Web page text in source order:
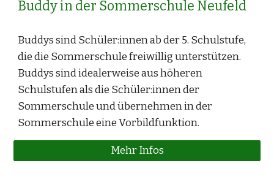
Buddy in der Sommerschule Neufeld
Buddys sind Schüler:innen ab der 5. Schulstufe,
die die Sommerschule freiwillig unterstützen.
Buddys sind idealerweise aus höheren
Schulstufen als die Schüler:innen der
Sommerschule und übernehmen in der
Sommerschule eine Vorbildfunktion.
Mehr Infos